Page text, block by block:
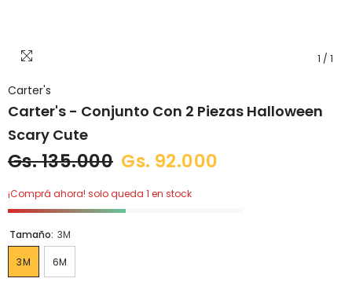
1 / 1
Carter's
Carter's - Conjunto Con 2 Piezas Halloween
Scary Cute
Gs. 135.000 Gs. 92.000
¡Comprá ahora! solo queda 1 en stock
Tamaño: 3M
3M 6M